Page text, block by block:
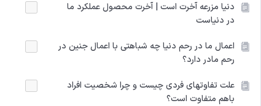
دنیا مزرعه آخرت است | آخرت محصول عملکرد ما
در دنیاست
اعمال ما در رحم دنیا چه شباهتی با اعمال جنین در
رحم مادر دارد؟
علت تفاوتهای فردی چیست و چرا شخصیت افراد
باهم متفاوت است؟